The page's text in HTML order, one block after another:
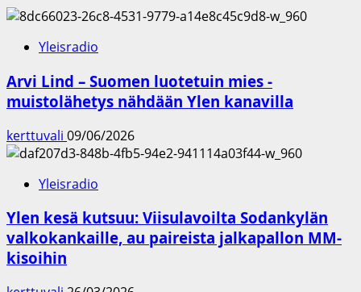
Yleisradio
Arvi Lind – Suomen luotetuin mies -
muistolähetys nähdään Ylen kanavilla
kerttuvali 09/06/2026
Yleisradio
Ylen kesä kutsuu: Viisulavoilta Sodankylän
valkokankaille, au paireista jalkapallon MM-
kisoihin